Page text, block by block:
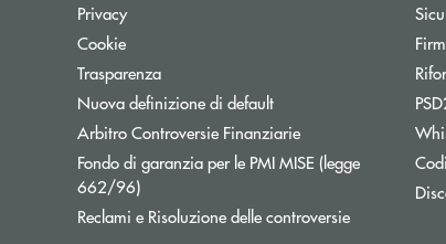
Privacy
Cookie
Trasparenza
Nuova definizione di default
Arbitro Controversie FinanziarieApre una nuova
Fondo di garanzia per le PMI MISE (legge
662/96)Apre una nuova finestra
Reclami e Risoluzione delle controversieApre una